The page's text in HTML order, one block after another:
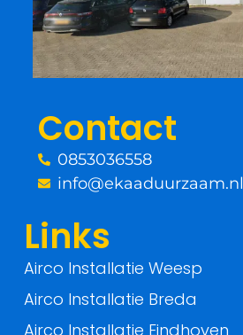
b
o
k
-
Contact
0853036558
info@ekaaduurzaam.nl
Links
Airco Installatie Weesp
Airco Installatie Breda
Airco Installatie Eindhoven